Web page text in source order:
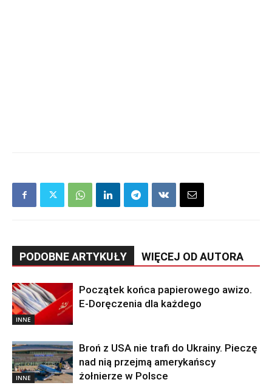
PODOBNE ARTYKUŁY WIĘCEJ OD AUTORA
INNE
Początek końca papierowego awizo.
E-Doręczenia dla każdego
INNE
Broń z USA nie trafi do Ukrainy. Pieczę
nad nią przejmą amerykańscy
żołnierze w Polsce